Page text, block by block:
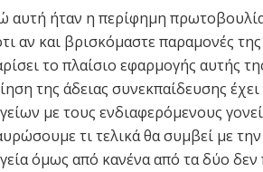
αυτή ήταν η περίφημη
αν και βρισκόμαστε παραμονές
το πλαίσιο εφαρμογής αυτής
της άδειας συνεκπαίδευσης
με τους ενδιαφερόμενους
τι τελικά θα συμβεί με
όμως από κανένα από τα δύο δεν